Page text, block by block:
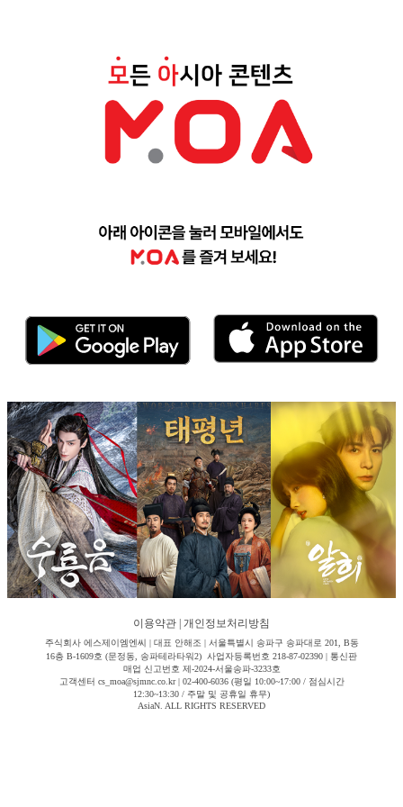
이용약관 개인정보처리방침
주식회사 에스제이엠엔씨 | 대표 안해조 | 서울특별시 송파구 송파대로 201, B동
16층 B-1609호 (문정동, 송파테라타워2) 사업자등록번호 218-87-02390 | 통신판
매업 신고번호 제-2024-서울송파-3233호
고객센터 cs_moa@sjmnc.co.kr | 02-400-6036 (평일 10:00~17:00 / 점심시간
12:30~13:30 / 주말 및 공휴일 휴무)
AsiaN. ALL RIGHTS RESERVED